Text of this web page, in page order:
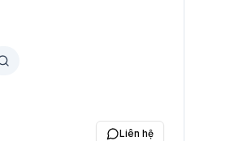
Liên hệ